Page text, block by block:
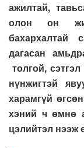
ажилтай,
олон он
дагасан
толгой,
нүнжигтэй
харамгүй
хэний ч өмнө
цэлийтэл нээж